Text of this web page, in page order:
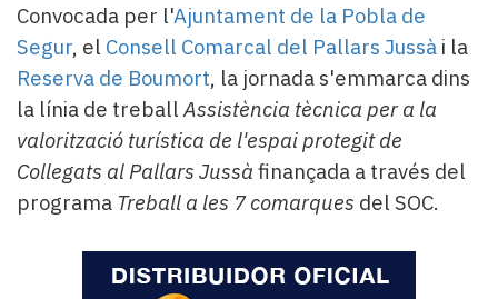
Convocada per l'Ajuntament de la Pobla de
Segur, el Consell Comarcal del Pallars Jussà i la
Reserva de Boumort, la jornada s'emmarca dins
la línia de treball Assistència tècnica per a la
valorització turística de l'espai protegit de
Collegats al Pallars Jussà finançada a través del
programa Treball a les 7 comarques del SOC.